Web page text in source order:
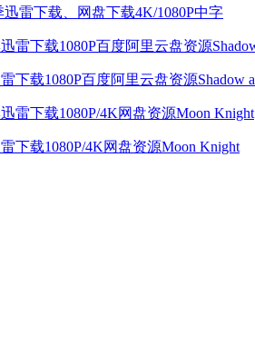
迅雷下载、网盘下载4K/1080P中字
下载1080P百度阿里云盘资源Shadow
下载1080P/4K网盘资源Moon Knight